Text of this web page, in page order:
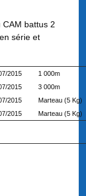
battus 2
série et
2015
1 000m
2015
3 000m
2015
Marteau (5 Kg)
2015 Marteau (5 Kg)